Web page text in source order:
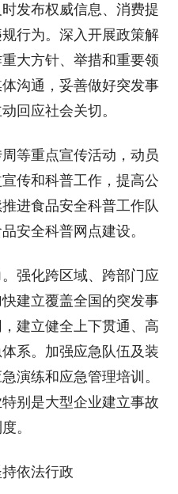
发布权威信息、消费提
行为。深入开展政策解
大方针、举措和重要领
沟通，妥善做好突发事
回应社会关切。
等重点宣传活动，动员
传和科普工作，提高公
进食品安全科普工作队
安全科普网点建设。
。强化跨区域、跨部门应
建立覆盖全国的突发事
建立健全上下贯通、高
系。加强应急队伍及装
演练和应急管理培训。
别是大型企业建立事故
。
依法行政